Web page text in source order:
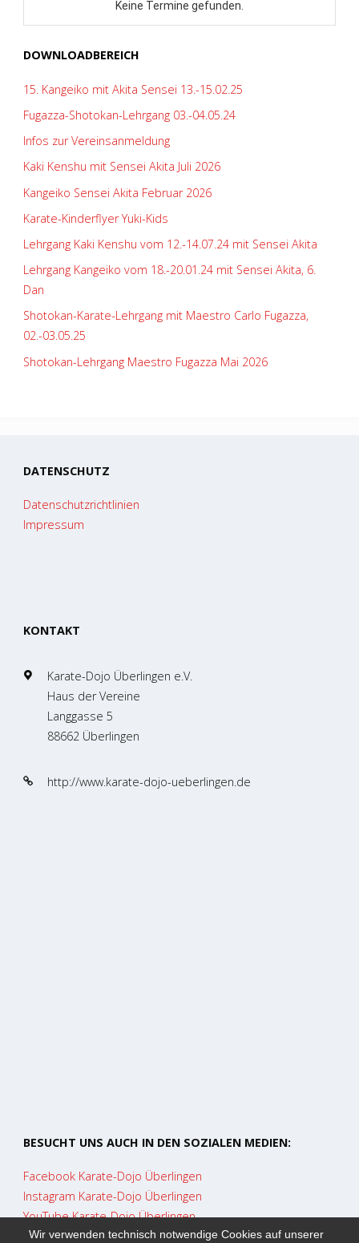
DOWNLOADBEREICH
15. Kangeiko mit Akita Sensei 13.-15.02.25
Fugazza-Shotokan-Lehrgang 03.-04.05.24
Infos zur Vereinsanmeldung
Kaki Kenshu mit Sensei Akita Juli 2026
Kangeiko Sensei Akita Februar 2026
Karate-Kinderflyer Yuki-Kids
Lehrgang Kaki Kenshu vom 12.-14.07.24 mit Sensei Akita
Lehrgang Kangeiko vom 18.-20.01.24 mit Sensei Akita, 6.
Dan
Shotokan-Karate-Lehrgang mit Maestro Carlo Fugazza,
02.-03.05.25
Shotokan-Lehrgang Maestro Fugazza Mai 2026
DATENSCHUTZ
Datenschutzrichtlinien
Impressum
KONTAKT
Karate-Dojo Überlingen e.V.
Haus der Vereine
Langgasse 5
88662 Überlingen
http://www.karate-dojo-ueberlingen.de
BESUCHT UNS AUCH IN DEN SOZIALEN MEDIEN:
Facebook Karate-Dojo Überlingen
Instagram Karate-Dojo Überlingen
YouTube Karate-Dojo Überlingen
Wir verwenden technisch notwendige Cookies auf unserer